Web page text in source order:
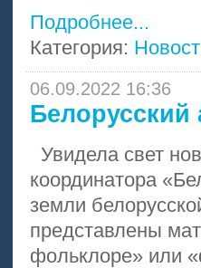
Подробнее...
Категория:
06.09.2022 16:36
Увидела свет
координатора
земли
представлены
фольклоре» или